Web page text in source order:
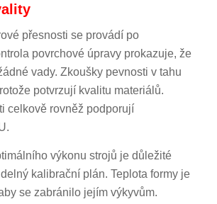
přesnosti se provádí po
povrchové úpravy prokazuje, že
vady. Zkoušky pevnosti v tahu
potvrzují kvalitu materiálů.
celkově rovněž podporují
výkonu strojů je důležité
kalibrační plán. Teplota formy je
se zabránilo jejím výkyvům.